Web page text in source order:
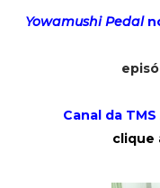
Yowamushi Pedal
Canal da
clique